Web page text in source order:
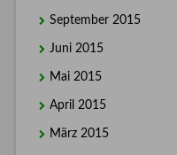
September 2015
Juni 2015
Mai 2015
April 2015
März 2015